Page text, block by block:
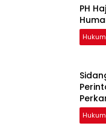
PH